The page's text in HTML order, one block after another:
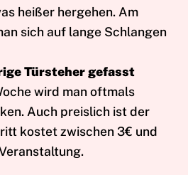
heißer hergehen. Am
sich auf lange Schlangen
Türsteher gefasst
wird man oftmals
Auch preislich ist der
kostet zwischen 3€ und